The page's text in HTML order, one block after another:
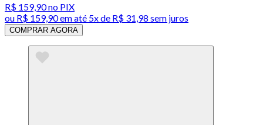
R$ 159,90no PIX
ou R$ 159,90em até 5x de R$ 31,98 sem juros
COMPRAR AGORA